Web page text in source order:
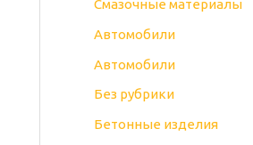
Cмазочные материалы
Автомобили
Автомобили
Без рубрики
Бетонные изделия